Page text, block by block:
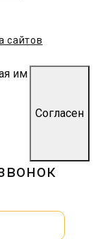
сайтов
им
Согласен